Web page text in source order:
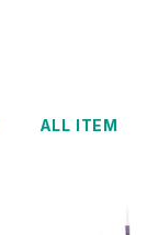
ALL ITEM